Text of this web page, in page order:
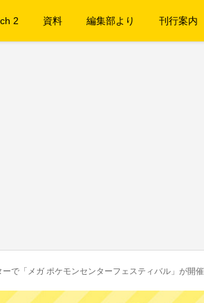
2 資料 編集部より 刊行案内
「メガ ポケモンセンターフェスティバル」が開催決定